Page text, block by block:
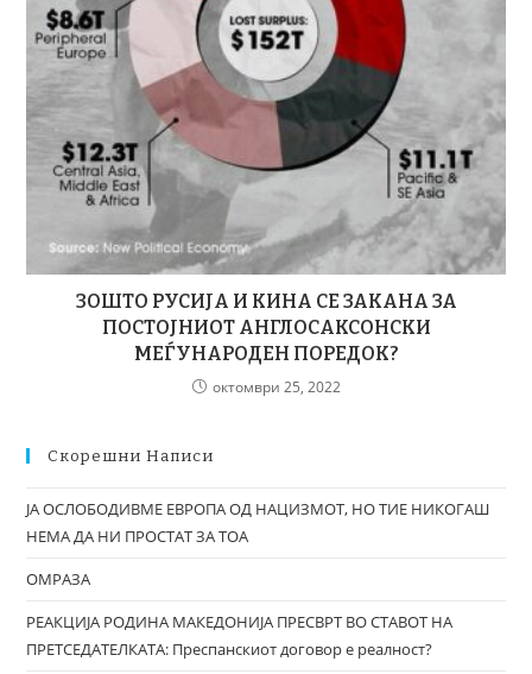
ЗОШТО РУСИЈА И КИНА СЕ ЗАКАНА ЗА
ПОСТОЈНИОТ АНГЛОСАКСОНСКИ
МЕЃУНАРОДЕН ПОРЕДОК?
октомври 25, 2022
Скорешни Написи
ЈА ОСЛОБОДИВМЕ ЕВРОПА ОД НАЦИЗМОТ, НО ТИЕ НИКОГАШ
НЕМА ДА НИ ПРОСТАТ ЗА ТОА
ОМРАЗА
РЕАКЦИЈА РОДИНА МАКЕДОНИЈА ПРЕСВРТ ВО СТАВОТ НА
ПРЕТСЕДАТЕЛКАТА: Преспанскиот договор е реалност?